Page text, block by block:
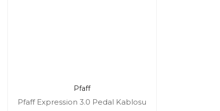
Pfaff
Pfaff Expression 3.0 Pedal Kablosu